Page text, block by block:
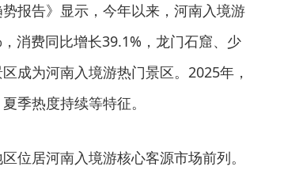
报告》显示，今年以来，河南入境游
消费同比增长39.1%，龙门石窟、少
成为河南入境游热门景区。2025年，
季热度持续等特征。
位居河南入境游核心客源市场前列。